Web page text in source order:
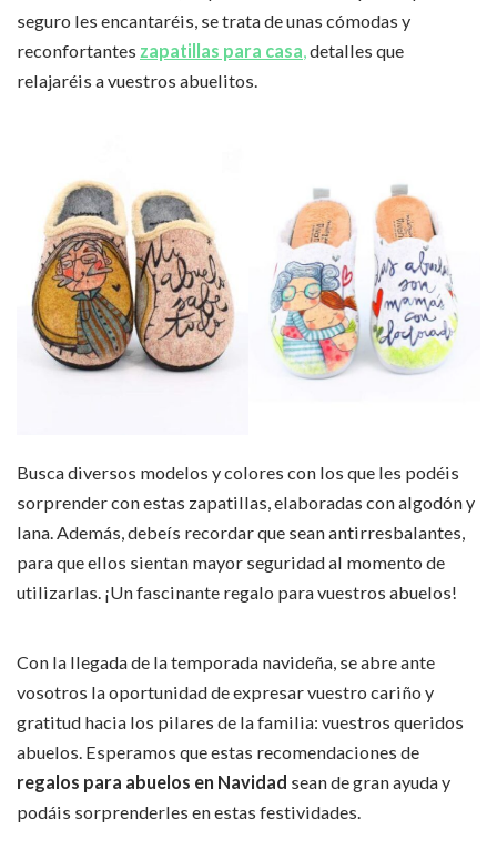
seguro les encantaréis, se trata de unas cómodas y
reconfortantes zapatillas para casa,detalles que
relajaréis a vuestros abuelitos.
Busca diversos modelos y colores con los que les podéis
sorprender con estas zapatillas, elaboradas con algodón y
lana. Además, debeís recordar que sean antirresbalantes,
para que ellos sientan mayor seguridad al momento de
utilizarlas. ¡Un fascinante regalo para vuestros abuelos!
Con la llegada de la temporada navideña, se abre ante
vosotros la oportunidad de expresar vuestro cariño y
gratitud hacia los pilares de la familia: vuestros queridos
abuelos. Esperamos que estas recomendaciones de
regalos para abuelos en Navidad sean de gran ayuda y
podáis sorprenderles en estas festividades.